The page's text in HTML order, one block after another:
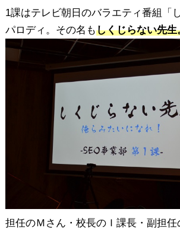
1課はテレビ朝日のバラエティ番組「
パロディ。その名もしくじらない先生
担任のＭさん・校長のＩ課長・副担任